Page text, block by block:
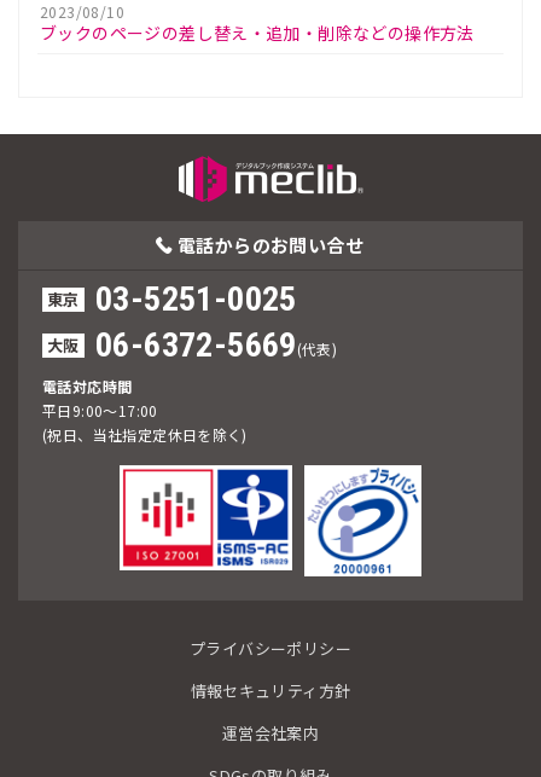
2023/08/10
ブックのページの差し替え・追加・削除などの操作方法
電話からのお問い合せ
東京 03-5251-0025
大阪 06-6372-5669(代表)
電話対応時間
平日9:00～17:00
(祝日、当社指定定休日を除く)
プライバシーポリシー
情報セキュリティ方針
運営会社案内